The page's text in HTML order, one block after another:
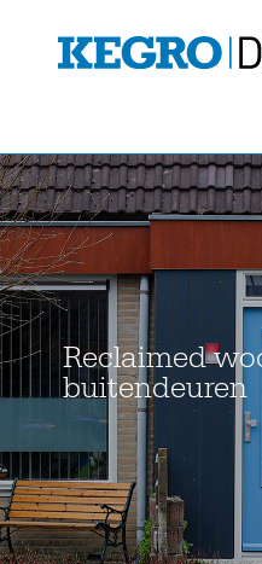
Reclaimed
buitendeuren